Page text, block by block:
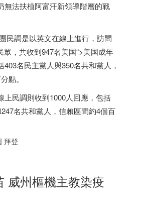
無法扶植阿富汗新領導階層的戰
民調是以英文在線上進行，訪問
眾，共收到947名美国“>美国成年
403名民主黨人與350名共和黨人，
點。
上民調則收到1000人回應，包括
名共和黨人，信賴區間約4個百
拜登
威州樞機主教染疫